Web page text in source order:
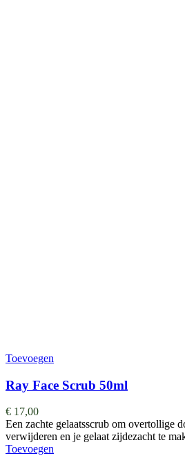
Toevoegen
Ray Face Scrub 50ml
€ 17,00
Een zachte gelaatsscrub om overtollige
verwijderen en je gelaat zijdezacht te
Toevoegen